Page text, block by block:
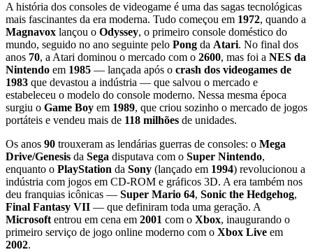
A história dos consoles de videogame é uma das sagas tecnológicas
mais fascinantes da era moderna. Tudo começou em 1972, quando a
Magnavox lançou o Odyssey, o primeiro console doméstico do
mundo, seguido no ano seguinte pelo Pong da Atari. No final dos
anos 70, a Atari dominou o mercado com o 2600, mas foi a NES da
Nintendo em 1985 — lançada após o crash dos videogames de
1983 que devastou a indústria — que salvou o mercado e
estabeleceu o modelo do console moderno. Nessa mesma época
surgiu o Game Boy em 1989, que criou sozinho o mercado de jogos
portáteis e vendeu mais de 118 milhões de unidades.
Os anos 90 trouxeram as lendárias guerras de consoles: o Mega
Drive/Genesis da Sega disputava com o Super Nintendo,
enquanto o PlayStation da Sony (lançado em 1994) revolucionou a
indústria com jogos em CD-ROM e gráficos 3D. A era também nos
deu franquias icônicas — Super Mario 64, Sonic the Hedgehog,
Final Fantasy VII — que definiram toda uma geração. A
Microsoft entrou em cena em 2001 com o Xbox, inaugurando o
primeiro serviço de jogo online moderno com o Xbox Live em
2002.